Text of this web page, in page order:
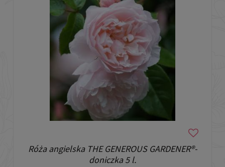
Róża angielska THE GENEROUS GARDENER®-
doniczka 5 l.